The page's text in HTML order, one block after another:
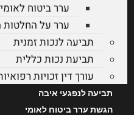
ערר ביטוח
ערר על החלטות
תביעה לנכות זמנית
תביעת נכות כללית
עורך דין זכויות
תביעה לנפגעי איבה
הגשת ערר ביטוח לאומי